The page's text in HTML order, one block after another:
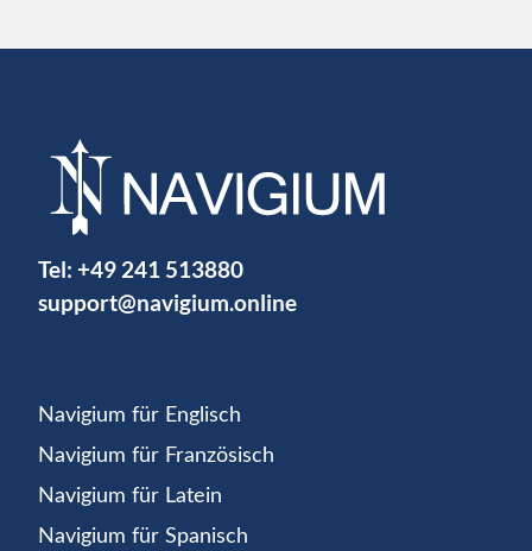
Tel: +49 241 513880
support@navigium.online
Navigium für Englisch
Navigium für Französisch
Navigium für Latein
Navigium für Spanisch